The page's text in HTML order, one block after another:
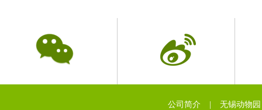
公司简介 无锡动物园